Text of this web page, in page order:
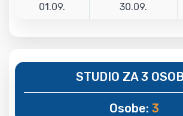
01.09. 30.09.
STUDIO ZA 3
Osobe: 3